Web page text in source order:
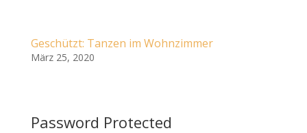
Geschützt: Tanzen im Wohnzimmer
März 25, 2020
Password Protected